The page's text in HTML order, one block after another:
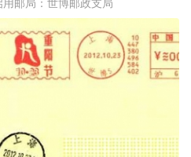
邮局：世博邮政支局